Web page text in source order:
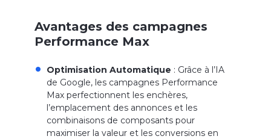
Avantages des campagnes
Performance Max
Optimisation Automatique : Grâce à l’IA
de Google, les campagnes Performance
Max perfectionnent les enchères,
l’emplacement des annonces et les
combinaisons de composants pour
maximiser la valeur et les conversions en